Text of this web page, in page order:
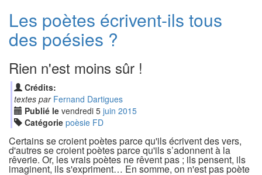
Les poètes écrivent-ils tous
des poésies ?
Rien n'est moins sûr !
Crédits:
textes par Fernand Dartigues
Publié le vendredi 5 juin 2015
Catégorie poèsie FD
Certains se croient poètes parce qu'ils écrivent des vers,
d'autres se croient poètes parce qu'ils s’adonnent à la
rêverie. Or, les vrais poètes ne rêvent pas ; ils pensent, ils
imaginent, ils s'expriment… En somme, on n'est pas poète